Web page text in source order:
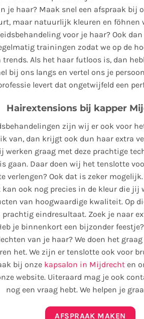
je haar? Maak snel een afspraak bij
maar natuurlijk kleuren en föhnen
voor je haar? Ook
trainingen zodat we op de
Als het haar futloos is, dan
bij ons langs en vertel ons je
levert dat ongetwijfeld een
Hairextensions bij kapper
zijn wij er ook voor
van, dan krijgt ook dun haar extra
werken graag met deze prachtige
gaan. Daar doen wij het tenslotte
verlengen? Ook dat is zeker
ook nog precies in de kleur die jij
van hoogwaardige kwaliteit. Op
prachtig eindresultaat. Zoek je naar
je binnenkort een bijzonder
van je haar? We doen het
het. We zijn er tenslotte ook voor
bij onze kapsalon in Mijdrechten
website. Uiteraard mag je ook
nog een vraag hebt. We helpen je
AFSPRAAK MAKEN